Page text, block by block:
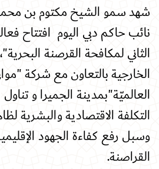
شهد سمو الشيخ مكتوم بن
نائب حاكم دبي اليوم افتتاح
الثاني لمكافحة القرصنة
الخارجية بالتعاون مع شركة
العالميّة"بمدينة الجميرا و
التكلفة الاقتصادية والبشرية
وسبل رفع كفاءة الجهود
القراصنة.